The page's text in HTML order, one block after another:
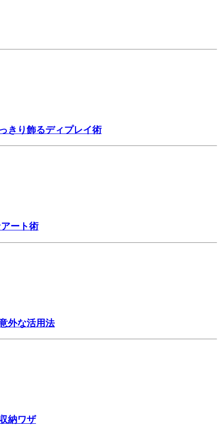
きり飾るディプレイ術
ート術
外な活用法
納ワザ